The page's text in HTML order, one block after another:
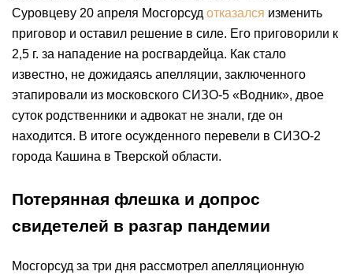
Суровцеву 20 апреля Мосгорсуд отказался изменить
приговор и оставил решение в силе. Его приговорили к
2,5 г. за нападение на росгвардейца. Как стало
известно, не дожидаясь апелляции, заключенного
этапировали из московского СИЗО-5 «Водник», двое
суток родственники и адвокат не знали, где он
находится. В итоге осужденного перевели в СИЗО-2
города Кашина в Тверской области.
Потерянная флешка и допрос
свидетелей в разгар пандемии
Мосгорсуд за три дня рассмотрел апелляционную